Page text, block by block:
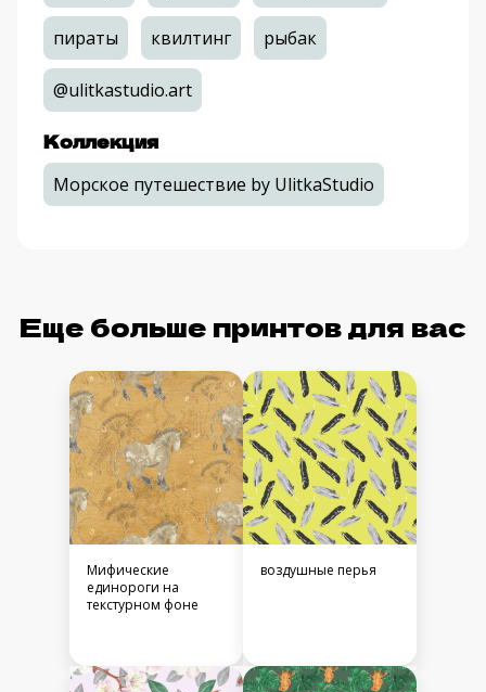
пираты квилтинг рыбак
@ulitkastudio.art
Коллекция
Морское путешествие by UlitkaStudio
Еще больше принтов для вас
Мифические
единороги на
текстурном фоне
воздушные перья